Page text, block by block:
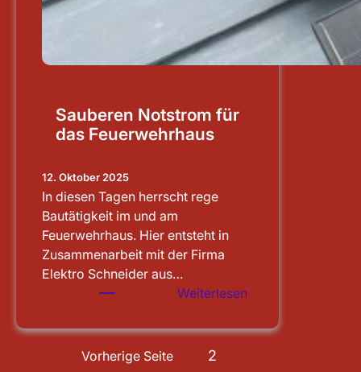
Sauberen Notstrom für
das Feuerwehrhaus
12. Oktober 2025
In diesen Tagen herrscht rege
Bautätigkeit im und am
Feuerwehrhaus. Hier entsteht in
Zusammenarbeit mit der Firma
Elektro Schneider aus…
Weiterlesen
Notstrom
Vorherige Seite 2